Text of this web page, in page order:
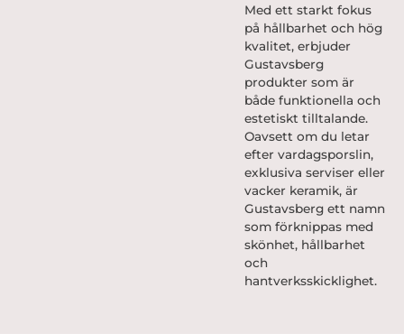
Med ett starkt fokus
på hållbarhet och hög
kvalitet, erbjuder
Gustavsberg
produkter som är
både funktionella och
estetiskt tilltalande.
Oavsett om du letar
efter vardagsporslin,
exklusiva serviser eller
vacker keramik, är
Gustavsberg ett namn
som förknippas med
skönhet, hållbarhet
och
hantverksskicklighet.